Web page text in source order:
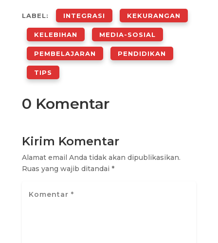
LABEL: INTEGRASI KEKURANGAN
KELEBIHAN MEDIA-SOSIAL
PEMBELAJARAN PENDIDIKAN
TIPS
0 Komentar
Kirim Komentar
Alamat email Anda tidak akan dipublikasikan.
Ruas yang wajib ditandai *